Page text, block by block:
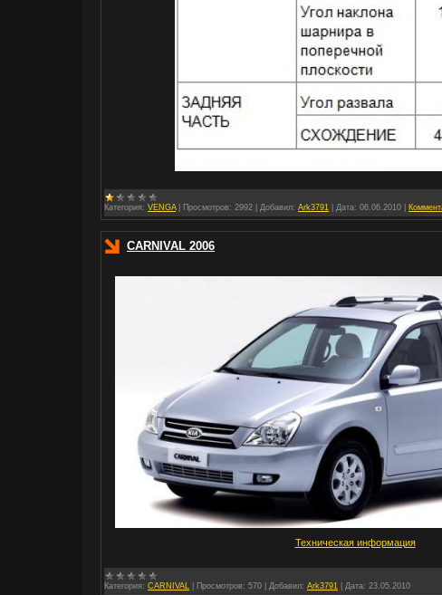
Категория: VENGA Просмотров: 2992 Добавил: Ark3791 Дата: 06.06.2010
CARNIVAL 2006
Техническая информация
Категория: CARNIVAL Просмотров: 570 Добавил: Ark3791 Дата: 23.05.2010